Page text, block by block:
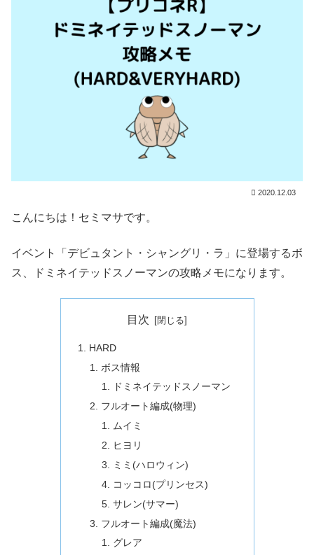
2020.12.03
こんにちは！セミマサです。
イベント「デビュタント・シャングリ・ラ」に登場するボ
ス、ドミネイテッドスノーマンの攻略メモになります。
目次
HARD
ボス情報
ドミネイテッドスノーマン
フルオート編成(物理)
ムイミ
ヒヨリ
ミミ(ハロウィン)
コッコロ(プリンセス)
サレン(サマー)
フルオート編成(魔法)
グレア